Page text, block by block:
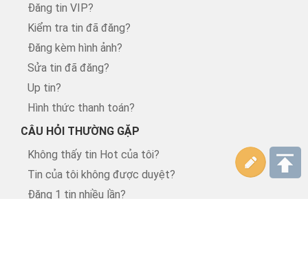
Đăng tin VIP?
Kiểm tra tin đã đăng?
Đăng kèm hình ảnh?
Sửa tin đã đăng?
Up tin?
Hình thức thanh toán?
CÂU HỎI THƯỜNG GẶP
Không thấy tin Hot của tôi?
Tin của tôi không được duyệt?
Đăng 1 tin nhiều lần?